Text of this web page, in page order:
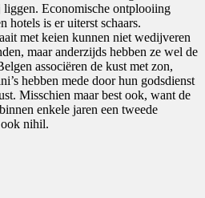
liggen. Economische ontplooiing
hotels is er uiterst schaars.
met keien kunnen niet wedijveren
maar anderzijds hebben ze wel de
associëren de kust met zon,
hebben mede door hun godsdienst
Misschien maar best ook, want de
enkele jaren een tweede
nihil.